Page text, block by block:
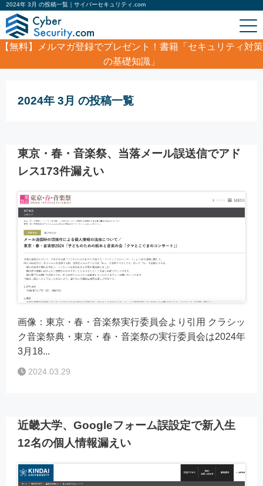
2024年 3月 の投稿一覧｜サイバーセキュリティ.com
【無料】
メルマガ登録でプレゼント！書籍「セキュリティ対策
の基礎知識」
2024年 3月 の投稿一覧
東京・春・音楽祭、当落メール誤送信でアド
レス173件漏えい
画像：東京・春・音楽祭実行委員会より引用 クラシッ
ク音楽祭典・東京・春・音楽祭の実行委員会は2024年
3月18...
2024.03.29
近畿大学、Googleフォーム誤設定で新入生
12名の個人情報漏えい